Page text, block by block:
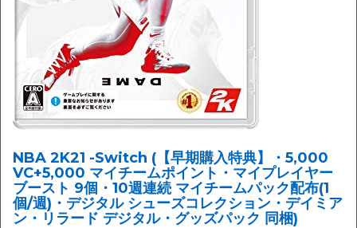
NBA 2K21 -Switch (【早期購入特典】・5,000
VC+5,000 マイチームポイント・マイプレイヤー
ブースト 9個・10週連続 マイチームパック配布(1
個/週)・デジタル シューズコレクション・デイミア
ン・リラード デジタル・グッズパック 同梱)